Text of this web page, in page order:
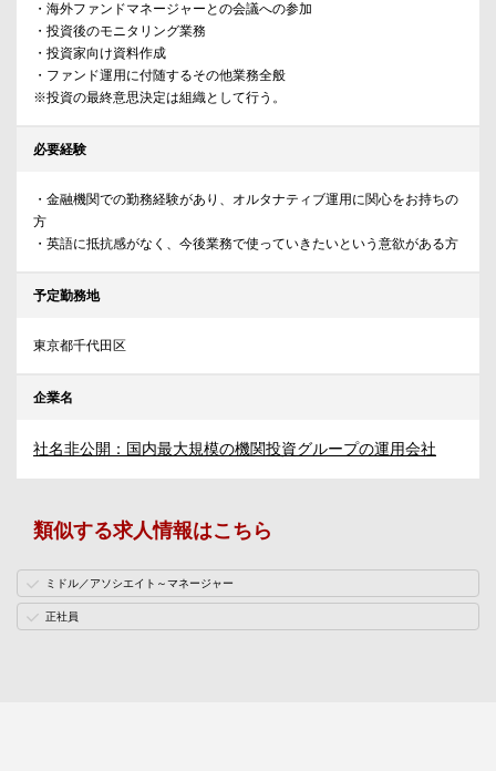
・海外ファンドマネージャーとの会議への参加
・投資後のモニタリング業務
・投資家向け資料作成
・ファンド運用に付随するその他業務全般
※投資の最終意思決定は組織として行う。
必要経験
・金融機関での勤務経験があり、オルタナティブ運用に関心をお持ちの
方
・英語に抵抗感がなく、今後業務で使っていきたいという意欲がある方
予定勤務地
東京都千代田区
企業名
社名非公開：国内最大規模の機関投資グループの運用会社
類似する求人情報はこちら
ミドル／アソシエイト～マネージャー
正社員